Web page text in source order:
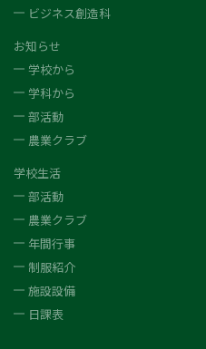
ビジネス創造科
お知らせ
学校から
学科から
部活動
農業クラブ
学校生活
部活動
農業クラブ
年間行事
制服紹介
施設設備
日課表